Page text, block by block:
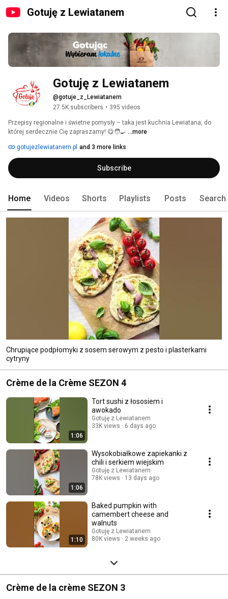
Gotuję z Lewiatanem
Gotuję z Lewiatanem
@gotuje_z_Lewiatanem
27.5K subscribers • 395 videos
Przepisy regionalne i świetne pomysły – taka jest kuchnia Lewiatana, do
której serdecznie Cię zapraszamy! 😋🧑‍🍳 ...more
gotujezlewiatanem.pl and 3 more links
Subscribe
Home Videos Shorts Playlists Posts Search
Chrupiące podpłomyki z sosem serowym z pesto i plasterkami
cytryny
Crème de la Crème SEZON 4
1:06
Tort sushi z łososiem i
awokado
Gotuję z Lewiatanem
33K views
6 days ago
1:06
Wysokobiałkowe zapiekanki z
chili i serkiem wiejskim
Gotuję z Lewiatanem
78K views
13 days ago
1:10
Baked pumpkin with
camembert cheese and
walnuts
Gotuję z Lewiatanem
80K views
2 weeks ago
Crème de la crème SEZON 3